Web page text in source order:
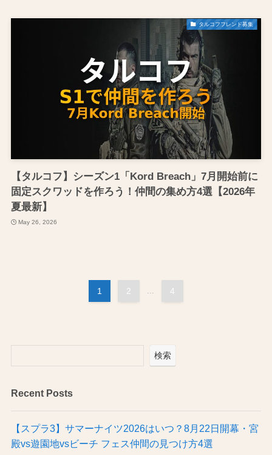
タルコフフレンド募集
【タルコフ】シーズン1「Kord Breach」7月開始前に
固定スクワッドを作ろう！仲間の集め方4選【2026年
夏最新】
May 26, 2026
1 2 ... 4
検索
Recent Posts
【スプラ3】サマーナイツ2026はいつ？8月22日開幕・宮
殿vs遊園地vsビーチ フェス仲間の見つけ方4選